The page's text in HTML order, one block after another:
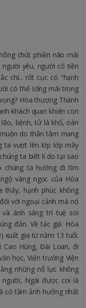
chút phiền não mãi
yêu, người có tiền
chí... rốt cục có "hạnh
có thể sống mãi trong
Hòa thượng Thánh
khách quan khiến con
bệnh, tử là khổ, oán
do thân tâm mang
ta vượt lên lớp lớp mây
ta biết lí do tại sao
chúng ta hướng đi tìm
vàng ngọc của Hòa
thấy, hạnh phúc không
với ngoại cảnh mà nó
ánh sáng trí tuệ soi
đắn. Về tác giả: Hòa
xuất gia từ năm 13 tuổi.
Cao Hùng, Đài Loan, đi
học, Viện trưởng Viện
những nỗ lực không
Ngài được coi là
có tầm ảnh hưởng nhất